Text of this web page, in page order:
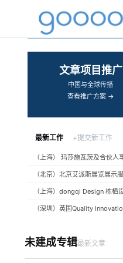
‹ ›
文章项目推广
中国与全球传播
查看推广方案 →
最新工作 +提交新工作
未建成专辑最新文章